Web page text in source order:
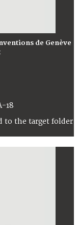
de Genève
18